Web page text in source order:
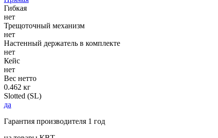
Гибкая
нет
Трещоточный механизм
нет
Настенный держатель в комплекте
нет
Кейс
нет
Вес нетто
0.462 кг
Slotted (SL)
да
Гарантия производителя 1 год